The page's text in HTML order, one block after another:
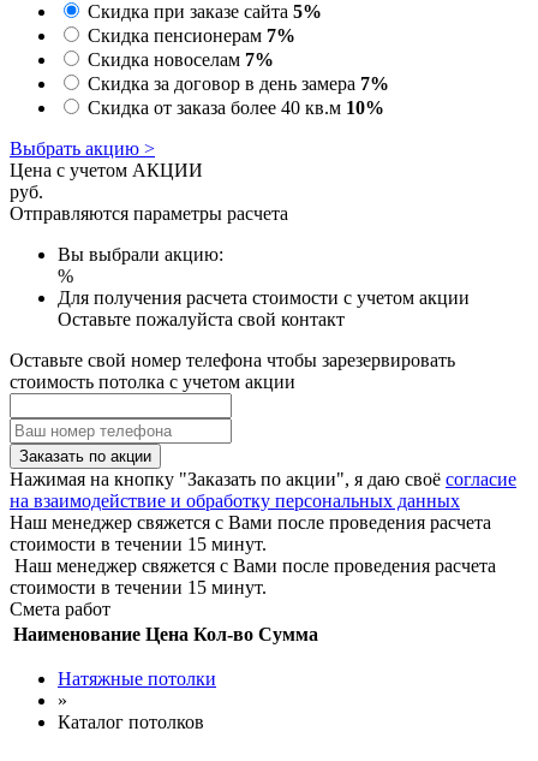
Скидка при заказе сайта 5%
Скидка пенсионерам 7%
Скидка новоселам 7%
Скидка за договор в день замера 7%
Скидка от заказа более 40 кв.м 10%
Выбрать акцию >
Цена с учетом АКЦИИ
руб.
Отправляются параметры расчета
Вы выбрали акцию:
%
Для получения расчета стоимости с учетом акции
Оставьте пожалуйста свой контакт
Оставьте свой номер телефона чтобы зарезервировать
стоимость потолка с учетом акции
Заказать по акции
Нажимая на кнопку "Заказать по акции", я даю своё согласие
на взаимодействие и обработку персональных данных
Наш менеджер свяжется с Вами после проведения расчета
стоимости в течении 15 минут.
Наш менеджер свяжется с Вами после проведения расчета
стоимости в течении 15 минут.
Смета работ
Наименование Цена Кол-во Сумма
Натяжные потолки
»
Каталог потолков